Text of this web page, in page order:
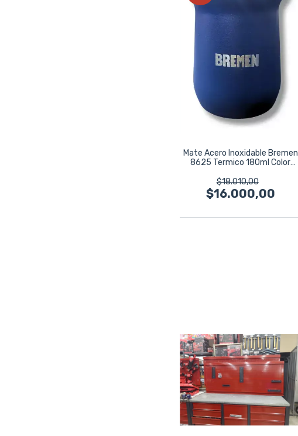
Mate Acero Inoxidable Bremen
8625 Termico 180ml Color
$18.010,00
$16.000,00